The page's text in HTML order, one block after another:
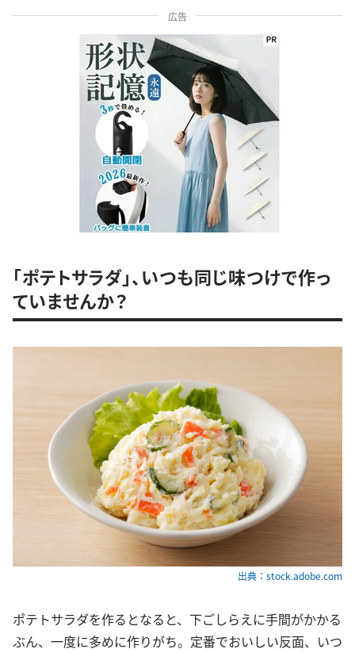
広告
「ポテトサラダ」、いつも同じ味つけで作っ
ていませんか？
出典：stock.adobe.com
ポテトサラダを作るとなると、下ごしらえに手間がかかる
ぶん、一度に多めに作りがち。定番でおいしい反面、いつ